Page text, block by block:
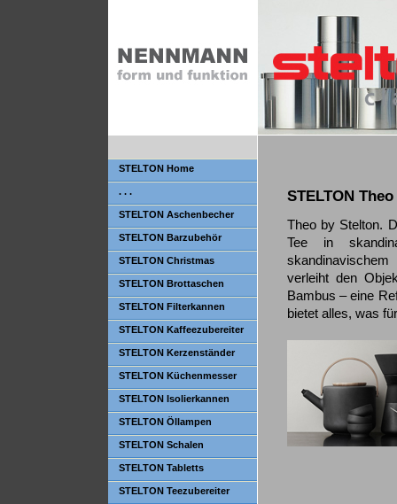
STELTON Home
. . .
STELTON Aschenbecher
STELTON Barzubehör
STELTON Christmas
STELTON Brottaschen
STELTON Filterkannen
STELTON Kaffeezubereiter
STELTON Kerzenständer
STELTON Küchenmesser
STELTON Isolierkannen
STELTON Öllampen
STELTON Schalen
STELTON Tabletts
STELTON Teezubereiter
STELTON Theo
Theo by Stelton.
Tee in
verleiht den
Bambus – eine
bietet alles, was